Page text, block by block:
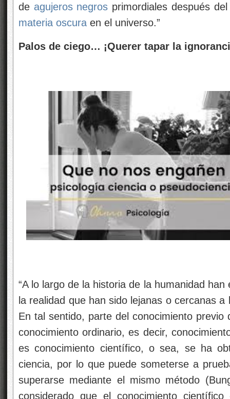
de agujeros negros primordiales después
materia oscura en el universo.”
Palos de ciego… ¡Querer tapar la
“A lo largo de la historia de la humanidad
la realidad que han sido lejanas o cercanas
En tal sentido, parte del conocimiento
conocimiento ordinario, es decir,
es conocimiento científico, o sea, se ha
ciencia, por lo que puede someterse a
superarse mediante el mismo método
considerado que el conocimiento